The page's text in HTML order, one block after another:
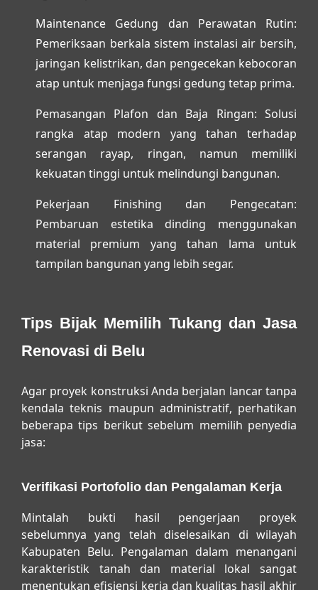
Maintenance Gedung dan Perawatan Rutin:
Pemeriksaan berkala sistem instalasi air bersih,
jaringan kelistrikan, dan pengecekan kebocoran
atap untuk menjaga fungsi gedung tetap prima.
Pemasangan Plafon dan Baja Ringan: Solusi
rangka atap modern yang tahan terhadap
serangan rayap, ringan, namun memiliki
kekuatan tinggi untuk melindungi bangunan.
Pekerjaan Finishing dan Pengecatan:
Pembaruan estetika dinding menggunakan
material premium yang tahan lama untuk
tampilan bangunan yang lebih segar.
Tips Bijak Memilih Tukang dan Jasa
Renovasi di Belu
Agar proyek konstruksi Anda berjalan lancar tanpa
kendala teknis maupun administratif, perhatikan
beberapa tips berikut sebelum memilih penyedia
jasa:
Verifikasi Portofolio dan Pengalaman Kerja
Mintalah bukti hasil pengerjaan proyek
sebelumnya yang telah diselesaikan di wilayah
Kabupaten Belu. Pengalaman dalam menangani
karakteristik tanah dan material lokal sangat
menentukan efisiensi kerja dan kualitas hasil akhir